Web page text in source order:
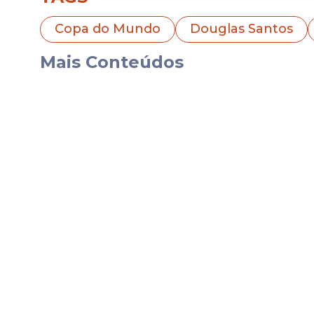
Carreira de Douglas
O profissional, natural da Paraíba, na
Copa do Mundo Douglas Santos
Mais Conteúdos